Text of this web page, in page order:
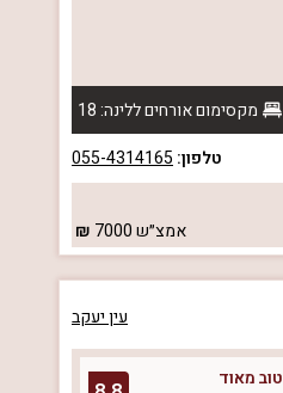
מקסימום אורחים ללינה: 18
טלפון: 055-4314165
אמצ״ש7000
עין יעקב
טוב מאוד